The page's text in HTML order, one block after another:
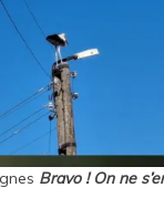
Bravo ! On ne